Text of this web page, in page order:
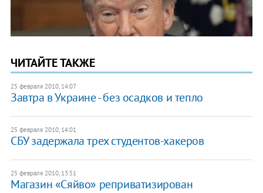
ЧИТАЙТЕ ТАКЖЕ
25 февраля 2010, 14:07
Завтра в Украине - без осадков и тепло
25 февраля 2010, 14:01
СБУ задержала трех студентов-хакеров
25 февраля 2010, 13:51
Магазин «Сяйво» реприватизирован